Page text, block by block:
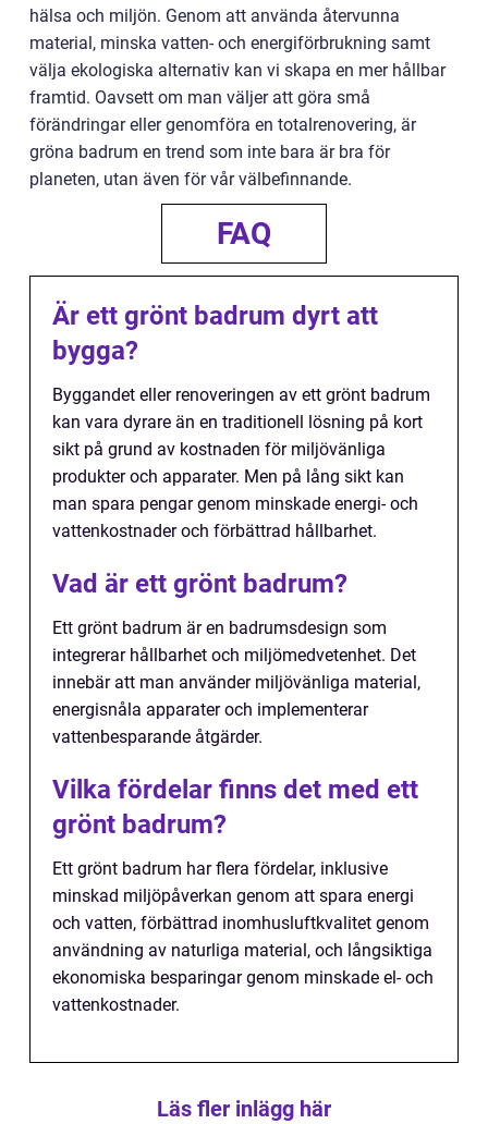
hälsa och miljön. Genom att använda återvunna
material, minska vatten- och energiförbrukning samt
välja ekologiska alternativ kan vi skapa en mer hållbar
framtid. Oavsett om man väljer att göra små
förändringar eller genomföra en totalrenovering, är
gröna badrum en trend som inte bara är bra för
planeten, utan även för vår välbefinnande.
FAQ
Är ett grönt badrum dyrt att
bygga?
Byggandet eller renoveringen av ett grönt badrum
kan vara dyrare än en traditionell lösning på kort
sikt på grund av kostnaden för miljövänliga
produkter och apparater. Men på lång sikt kan
man spara pengar genom minskade energi- och
vattenkostnader och förbättrad hållbarhet.
Vad är ett grönt badrum?
Ett grönt badrum är en badrumsdesign som
integrerar hållbarhet och miljömedvetenhet. Det
innebär att man använder miljövänliga material,
energisnåla apparater och implementerar
vattenbesparande åtgärder.
Vilka fördelar finns det med ett
grönt badrum?
Ett grönt badrum har flera fördelar, inklusive
minskad miljöpåverkan genom att spara energi
och vatten, förbättrad inomhusluftkvalitet genom
användning av naturliga material, och långsiktiga
ekonomiska besparingar genom minskade el- och
vattenkostnader.
Läs fler inlägg här